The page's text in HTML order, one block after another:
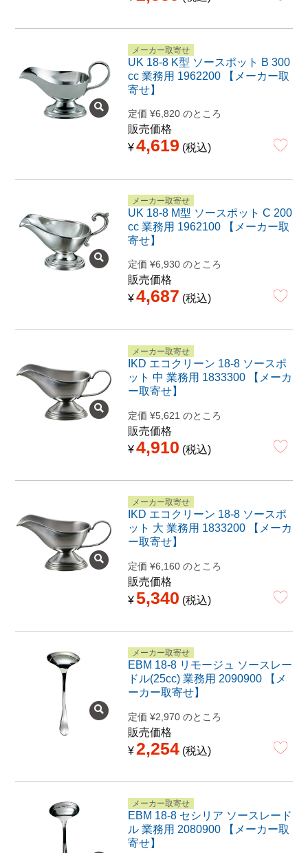
メーカー取寄せ
UK 18-8 K型 ソースポット B 300
cc 業務用 1962200 【メーカー取
寄せ】
定価 ¥6,820 のところ
販売価格
¥4,619 税込
メーカー取寄せ
UK 18-8 M型 ソースポット C 200
cc 業務用 1962100 【メーカー取
寄せ】
定価 ¥6,930 のところ
販売価格
¥4,687 税込
メーカー取寄せ
IKD エコクリーン 18-8 ソースポ
ット 中 業務用 1833300 【メーカ
ー取寄せ】
定価 ¥5,621 のところ
販売価格
¥4,910 税込
メーカー取寄せ
IKD エコクリーン 18-8 ソースポ
ット 大 業務用 1833200 【メーカ
ー取寄せ】
定価 ¥6,160 のところ
販売価格
¥5,340 税込
メーカー取寄せ
EBM 18-8 リモージュ ソースレー
ドル(25cc) 業務用 2090900 【メ
ーカー取寄せ】
定価 ¥2,970 のところ
販売価格
¥ 2,254 税込
メーカー取寄せ
EBM 18-8 セシリア ソースレード
ル 業務用 2080900 【メーカー取
寄せ】